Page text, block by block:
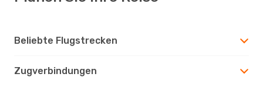
Beliebte Flugstrecken
Zugverbindungen